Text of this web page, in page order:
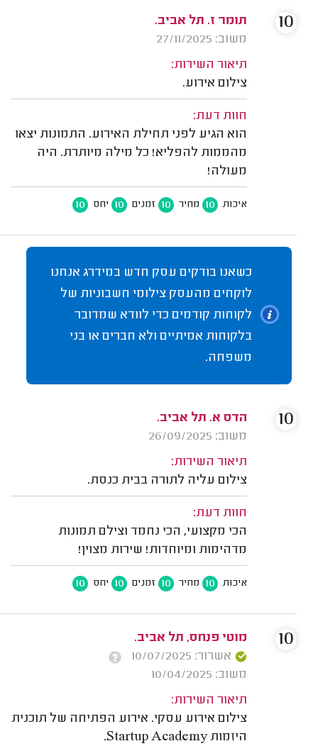
תומר ז. תל אביב.
משוב: 27/11/2025
תיאור השירות:
צילום אירוע.
חוות דעת:
הוא הגיע לפני תחילת האירוע. התמונות יצאו
מהממות להפליא! כל מילה מיותרת. היה
מעולה!
איכות 10 מחיר 10 זמנים 10 יחס 10
10
כשאנו בודקים עסק חדש במידרג אנחנו
לוקחים מהעסק צילומי חשבוניות של
לקוחות קודמים כדי לוודא שמדובר
בלקוחות אמיתיים ולא חברים או בני
משפחה.
הדס א. תל אביב.
משוב: 26/09/2025
תיאור השירות:
צילום עליה לתורה בבית כנסת.
חוות דעת:
הכי מקצועי, הכי נחמד וצילם תמונות
מדהימות ומיוחדות! שירות מצוין!
איכות 10 מחיר 10 זמנים 10 יחס 10
10
מוטי פנחס, תל אביב.
אשרור: 10/07/2025
משוב: 10/04/2025
תיאור השירות:
צילום אירוע עסקי. אירוע הפתיחה של תוכנית
היזמות Startup Academy.
10